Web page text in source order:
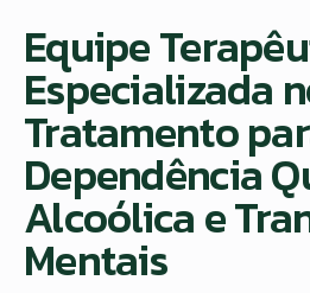
Equipe
Especializada
Tratamento
Dependência
Alcoólica e
Mentais